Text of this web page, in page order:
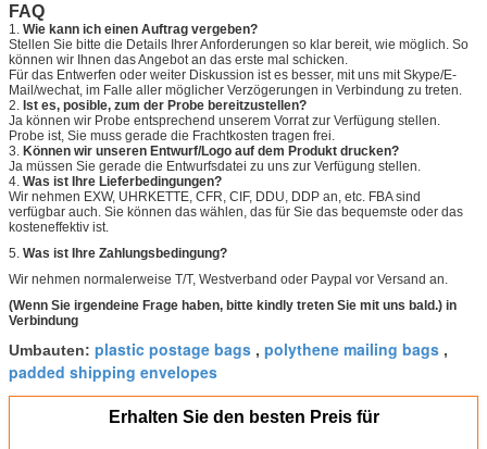
FAQ
1. Wie kann ich einen Auftrag vergeben?
Stellen Sie bitte die Details Ihrer Anforderungen so klar bereit, wie möglich. So
können wir Ihnen das Angebot an das erste mal schicken.
Für das Entwerfen oder weiter Diskussion ist es besser, mit uns mit Skype/E-
Mail/wechat, im Falle aller möglicher Verzögerungen in Verbindung zu treten.
2. Ist es, posible, zum der Probe bereitzustellen?
Ja können wir Probe entsprechend unserem Vorrat zur Verfügung stellen.
Probe ist, Sie muss gerade die Frachtkosten tragen frei.
3. Können wir unseren Entwurf/Logo auf dem Produkt drucken?
Ja müssen Sie gerade die Entwurfsdatei zu uns zur Verfügung stellen.
4. Was ist Ihre Lieferbedingungen?
Wir nehmen EXW, UHRKETTE, CFR, CIF, DDU, DDP an, etc. FBA sind
verfügbar auch. Sie können das wählen, das für Sie das bequemste oder das
kosteneffektiv ist.
5. Was ist Ihre Zahlungsbedingung?
Wir nehmen normalerweise T/T, Westverband oder Paypal vor Versand an.
(Wenn Sie irgendeine Frage haben, bitte kindly treten Sie mit uns bald.) in
Verbindung
Umbauten: plastic postage bags , polythene mailing bags ,
padded shipping envelopes
Erhalten Sie den besten Preis für